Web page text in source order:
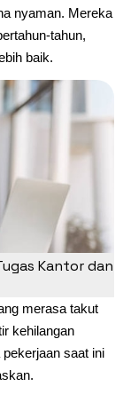
nyaman. Mereka
tahun,
baik.
Kantor dan
merasa takut
kehilangan
saat ini